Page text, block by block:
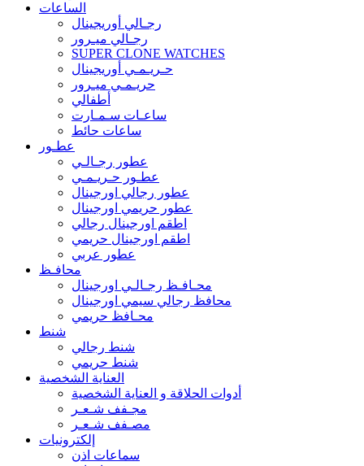
الساعات
رجـالي أوريجينال
رجـالي ميـرور
SUPER CLONE WATCHES
حـريـمـي أوريجينال
حريـمـي ميـرور
أطفالي
ساعـات سـمـارت
ساعات حائط
عطـور
عطور رجـالـي
عطـور حـريـمـي
عطور رجالي اورجينال
عطور حريمي اورجينال
اطقم اورجينال رجالي
اطقم اورجينال حريمي
عطور عربي
محافـظ
محـافـظ رجـالـي اورجينال
محافظ رجالي سيمي اورجينال
محـافظ حريمي
شنط
شنط رجالي
شنط حريمي
العناية الشخصية
أدوات الحلاقة و العناية الشخصية
مجـفف شـعـر
مصـفف شـعـر
إلكترونيات
سماعات اذن